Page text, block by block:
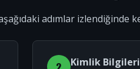
adımlar izlendiğinde
Kimlik